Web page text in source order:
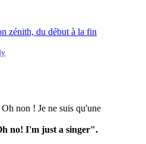
zénith, du début à la fin
non ! Je ne suis qu'une
no! I'm just a singer".